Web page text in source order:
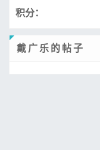
积分：
戴广乐的帖子